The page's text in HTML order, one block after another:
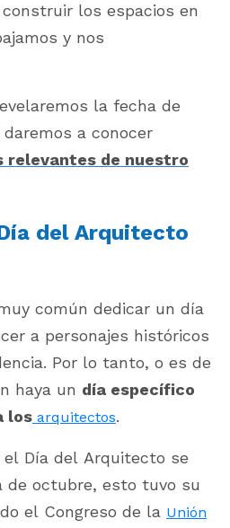
los espacios en
y nos
la fecha de
a conocer
relevantes de nuestro
del Arquitecto
común dedicar un día
a personajes históricos
Por lo tanto, o es de
haya un día específico
los arquitectos.
Día del Arquitecto se
de octubre, esto tuvo su
el Congreso de la Unión